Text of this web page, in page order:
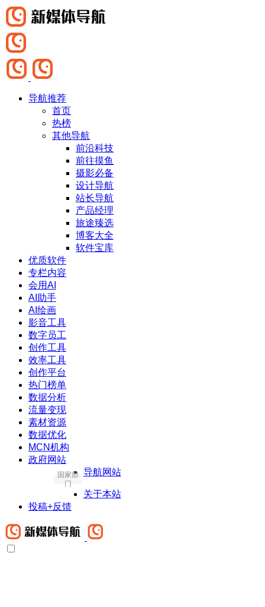
导航推荐
首页
热榜
其他导航
前沿科技
前往摸鱼
摄影必备
设计导航
站长导航
产品经理
旅途臻选
博客大全
软件宝库
优质软件
专栏内容
会用AI
AI助手
AI绘画
影音工具
数字员工
创作工具
效率工具
创作平台
热门榜单
数据分析
流量变现
素材资源
数据优化
MCN机构
政府网站
国家部
门
导航网站
关于本站
投稿+反馈